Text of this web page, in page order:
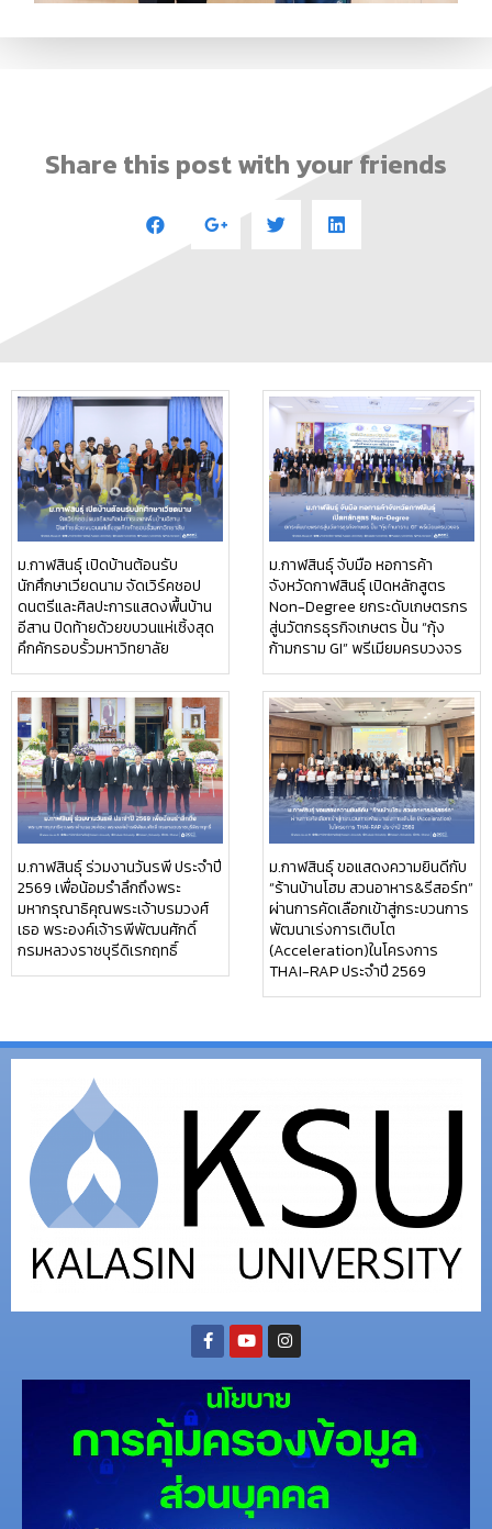
Share this post with your friends
ม.กาฬสินธุ์ เปิดบ้านต้อนรับ
นักศึกษาเวียดนาม จัดเวิร์คชอป
ดนตรีและศิลปะการแสดงพื้นบ้าน
อีสาน ปิดท้ายด้วยขบวนแห่เซิ้งสุด
คึกคักรอบรั้วมหาวิทยาลัย
ม.กาฬสินธุ์ จับมือ หอการค้า
จังหวัดกาฬสินธุ์ เปิดหลักสูตร
Non-Degree ยกระดับเกษตรกร
สู่นวัตกรธุรกิจเกษตร ปั้น “กุ้ง
ก้ามกราม GI” พรีเมียมครบวงจร
ม.กาฬสินธุ์ ร่วมงานวันรพี ประจำปี
2569 เพื่อน้อมรำลึกถึงพระ
มหากรุณาธิคุณพระเจ้าบรมวงศ์
เธอ พระองค์เจ้ารพีพัฒนศักดิ์
กรมหลวงราชบุรีดิเรกฤทธิ์
ม.กาฬสินธุ์ ขอแสดงความยินดีกับ
“ร้านบ้านโฮม สวนอาหาร&รีสอร์ท”
ผ่านการคัดเลือกเข้าสู่กระบวนการ
พัฒนาเร่งการเติบโต
(Acceleration)ในโครงการ
THAI-RAP ประจำปี 2569